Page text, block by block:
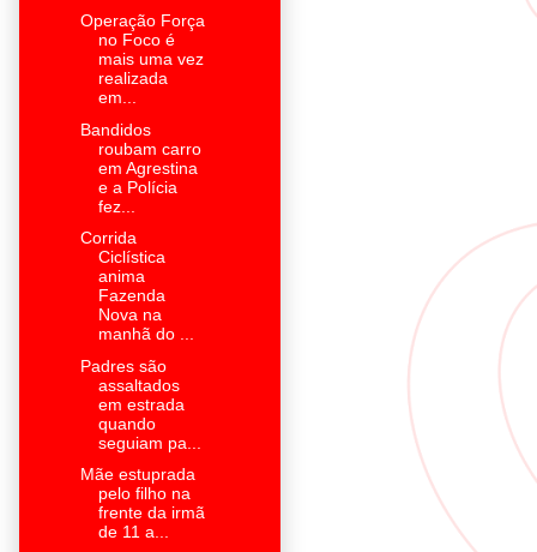
Operação Força
no Foco é
mais uma vez
realizada
em...
Bandidos
roubam carro
em Agrestina
e a Polícia
fez...
Corrida
Ciclística
anima
Fazenda
Nova na
manhã do ...
Padres são
assaltados
em estrada
quando
seguiam pa...
Mãe estuprada
pelo filho na
frente da irmã
de 11 a...